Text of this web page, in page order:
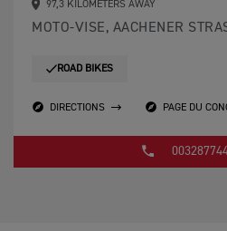
97,3 KILOMETERS AWAY
MOTO-VISE, AACHENER
ROAD BIKES
DIRECTIONS PAGE DU